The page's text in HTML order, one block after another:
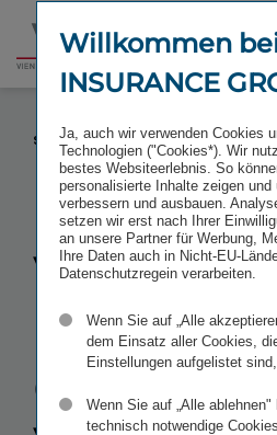
Inhalt
springen
Fußzeile
springen
Zur
Startseite
VIENNA INSURANCE GROUP
SOZIAL NACHHALTIGEN
Vienna
Group
Willkommen
INSURANCE
Ja, auch wir verwenden Cookies
Technologien ("Cookies*). Wir
bestes Websiteerlebnis. So
personalisierte Inhalte zeigen
verbessern und ausbauen.
setzen wir erst nach Ihrer
an unsere Partner für Werbung,
Ihre Daten auch in Nicht-EU-
Datenschutzregein verarbeiten.
Wenn Sie auf „Alle
dem Einsatz aller Cookies,
Einstellungen aufgelistet
Wenn Sie auf „Alle
technisch notwendige